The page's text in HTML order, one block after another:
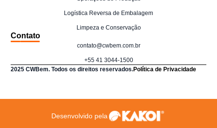
Logística Reversa de Embalagem
Limpeza e Conservação
Contato
contato@cwbem.com.br
+55 41 3044-1500
2025 CWBem. Todos os direitos reservados.Política de Privacidade
Desenvolvido pela